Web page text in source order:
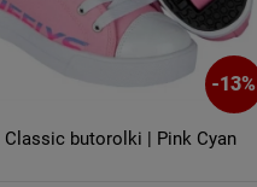
-13%
Classic butorolki | Pink Cyan